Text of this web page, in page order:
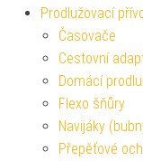
Prodlužovací
Časovače
Cestovní
Domácí
Flexo šňůry
Navijáky
Přepěťové